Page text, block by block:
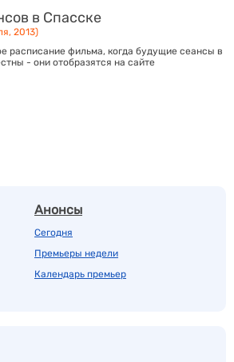
в Спасске
2013)
расписание фильма, когда будущие сеансы в
- они отобразятся на сайте
Анонсы
Сегодня
Премьеры недели
Календарь премьер